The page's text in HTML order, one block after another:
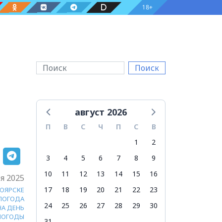
18+
Поиск
2025
ДЕНЬ
август 2026
П В С Ч П С
В
1
2
3
4 5 6 7 8
9
10
11 12 13 14 15
16
17
18 19 20 21 22
23
24
25 26 27 28 29
30